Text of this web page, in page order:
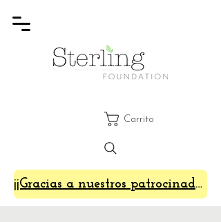
¡¡Gracias a nuestros patrocinadores de SterlingFest 2024!!
Carrito